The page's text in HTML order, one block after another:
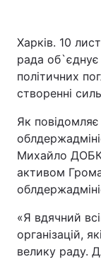
Харків. 10
рада об`єднує
політичних
створенні
Як повідомляє
Михайло
активом
«Я вдячний
організацій,
велику раду.